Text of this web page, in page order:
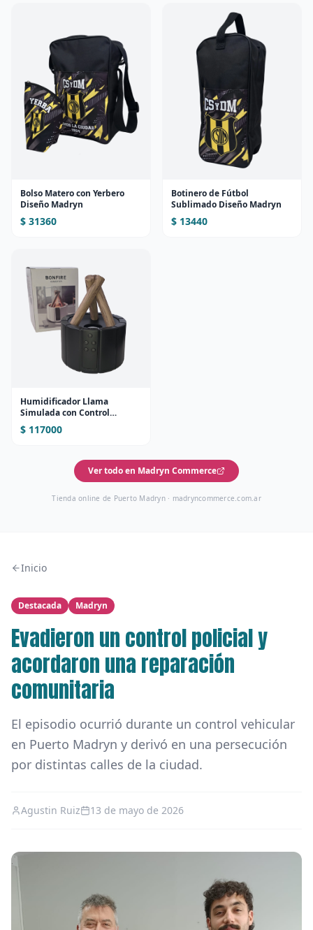
Bolso Matero con Yerbero
Diseño Madryn
$ 31360
Botinero de Fútbol
Sublimado Diseño Madryn
$ 13440
Humidificador Llama
Simulada con Control
Remoto
$ 117000
Ver todo en Madryn Commerce
Tienda online de Puerto Madryn · madryncommerce.com.ar
Inicio
Destacada Madryn
Evadieron un control policial y
acordaron una reparación
comunitaria
El episodio ocurrió durante un control vehicular
en Puerto Madryn y derivó en una persecución
por distintas calles de la ciudad.
Agustin Ruiz 13 de mayo de 2026